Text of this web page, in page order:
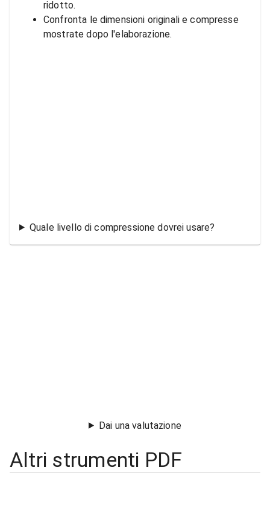
ridotto.
Confronta le dimensioni originali e compresse
mostrate dopo l'elaborazione.
Quale livello di compressione dovrei usare?
Dai una valutazione
Altri strumenti PDF